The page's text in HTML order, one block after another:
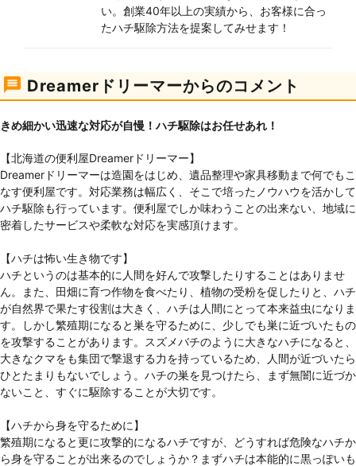
い。創業40年以上の実績から、お客様に合っ
たハチ駆除方法を提案してみせます！
Dreamerドリーマーからのコメント
きめ細かい迅速な対応が自慢！ハチ駆除はお任せあれ！
【北海道の便利屋Dreamerドリーマー】
Dreamerドリーマーは造園をはじめ、遺品整理や家具移動まで何でもこ
なす便利屋です。対応業務は幅広く、そこで培ったノウハウを活かして
ハチ駆除も行っています。便利屋でしか味わうことの出来ない、地域に
密着したサービスや柔軟な対応を実感頂けます。
【ハチは怖い生き物です】
ハチというのは基本的に人間を好んで攻撃したりすることはありませ
ん。また、田畑に育つ作物を食べたり、植物の受粉を促したりと、ハチ
が自然界で果たす役割は大きく、ハチは人間にとって本来益虫になりま
す。しかし繁殖期になると巣を守るために、少しでも巣に近づいたもの
を攻撃することがあります。スズメバチのように大きなハチになると、
大きなクマをも集団で撃退する力を持っているため、人間が近づいたら
ひとたまりもないでしょう。ハチの巣を見つけたら、まず無闇に近づか
ないこと、すぐに駆除することが大切です。
【ハチから身を守るために】
繁殖期になると更に攻撃的になるハチですが、どうすれば危険なハチか
ら身を守ることが出来るのでしょうか？まずハチは本能的に黒っぽいも